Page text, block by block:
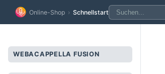
Online-Shop › Schnellstart
WEBACAPPELLA FUSION